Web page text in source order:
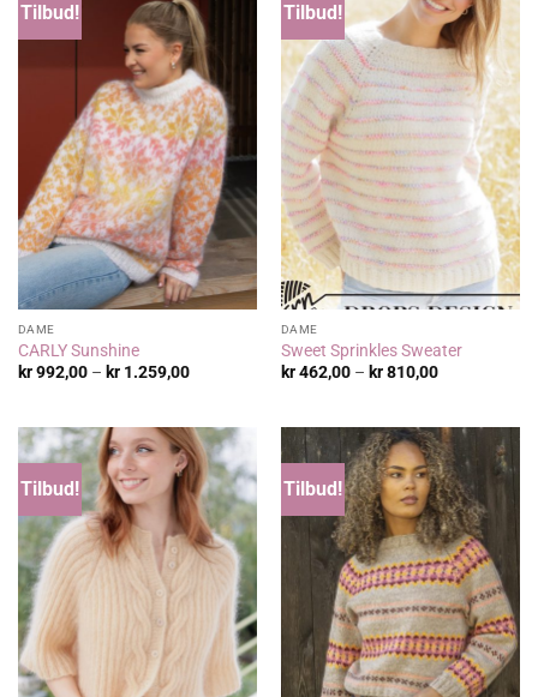
Tilbud!
DAME
CARLY Sunshine
kr992,00 – kr1.259,00Prisområde:
Tilbud!
DAME
Sweet Sprinkles Sweater
kr462,00 – kr810,00Prisområde:
Tilbud! Tilbud!